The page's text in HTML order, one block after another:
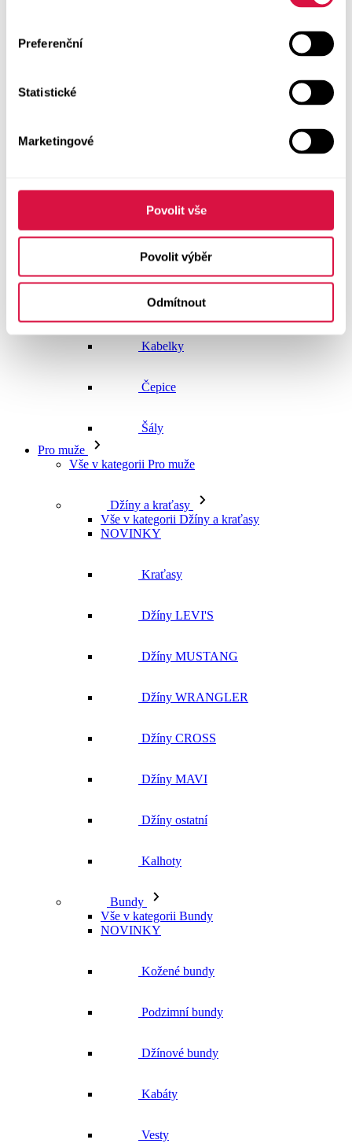
Preferenční
Statistické
Marketingové
Povolit vše
Povolit výběr
Odmítnout
Boty GEOX
Pásky
Peněženky
Kabelky
Čepice
Šály
Pro muže
Vše v kategorii Pro muže
Džíny a kraťasy
Vše v kategorii Džíny a kraťasy
NOVINKY
Kraťasy
Džíny LEVI'S
Džíny MUSTANG
Džíny WRANGLER
Džíny CROSS
Džíny MAVI
Džíny ostatní
Kalhoty
Bundy
Vše v kategorii Bundy
NOVINKY
Kožené bundy
Podzimní bundy
Džínové bundy
Kabáty
Vesty